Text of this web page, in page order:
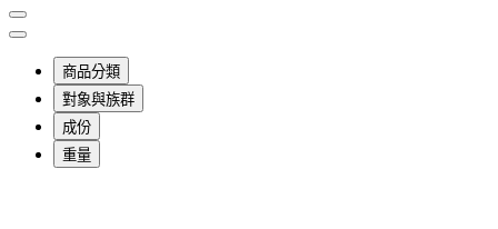
商品分類
對象與族群
成份
重量